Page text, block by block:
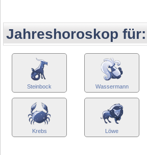
Jahreshoroskop für:
Steinbock Wassermann
Krebs Löwe